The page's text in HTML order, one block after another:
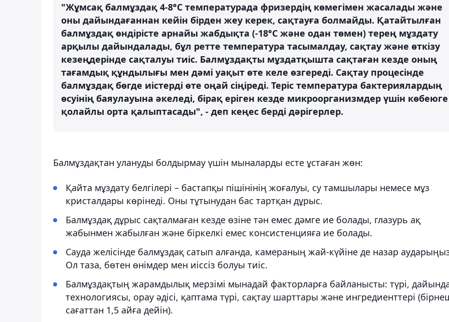
"Жұмсақ балмұздақ 4-8°C температурада фризердің көмегімен жасалады және
оны дайындағаннан кейін бірден жеу керек, сақтауға болмайды. Қатайтылған
балмұздақ өндірісте арнайы жабдықта (-18°С және одан төмен) терең мұздату
арқылы дайындалады, бұл ретте температура тасымалдау, сақтау және өткізу
кезеңдерінде сақталуы тиіс. Балмұздақты мұздатқышта сақтаған кезде оның
тағамдық құндылығы мен дәмі уақыт өте келе өзгереді. Сақтау процесінде
балмұздақ бөгде иістерді өте оңай сіңіреді. Теріс температура бактериялардың
өсуінің баяулауына әкеледі, бірақ еріген кезде микроорганизмдер үшін көбеюге
қолайлы орта қалыптасады", - деп кеңес берді дәрігерлер.
Балмұздақтан улануды болдырмау үшін мыналарды есте ұстаған жөн:
Қайта мұздату белгілері – бастапқы пішінінің жоғалуы, су тамшылары немесе мұз
кристалдары көрінеді. Оны тұтынудан бас тартқан дұрыс.
Балмұздақ дұрыс сақталмаған кезде өзіне тән емес дәмге ие болады, глазурь ақ
жабынмен жабылған және біркелкі емес консистенцияға ие болады.
Сауда желісінде балмұздақ сатып алғанда, камераның жай-күйіне де назар
Ол таза, бөтен өнімдер мен иіссіз болуы тиіс.
Балмұздақтың жарамдылық мерзімі мынадай факторларға байланысты: түрі,
технологиясы, орау әдісі, қаптама түрі, сақтау шарттары және ингредиенттері
сағаттан 1,5 айға дейін).